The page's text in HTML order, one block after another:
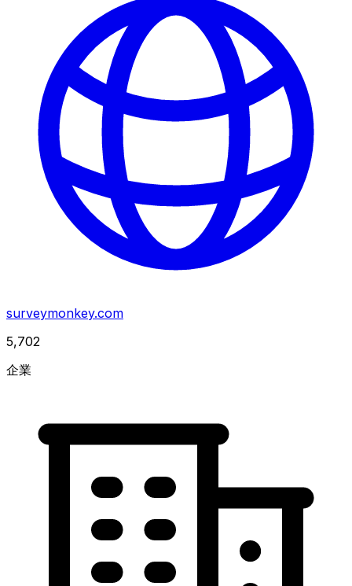
surveymonkey.com
5,702
企業